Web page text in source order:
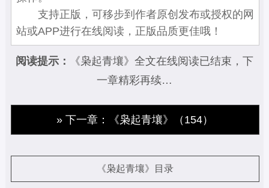
支持正版，可移步到作者原创发布或授权的网
站或APP进行在线阅读，正版品质更佳哦！
阅读提示：
《枭起青壤》全文在线阅读已结束，下
一章精彩再续…
» 下一章：《枭起青壤》（154）
《枭起青壤》目录